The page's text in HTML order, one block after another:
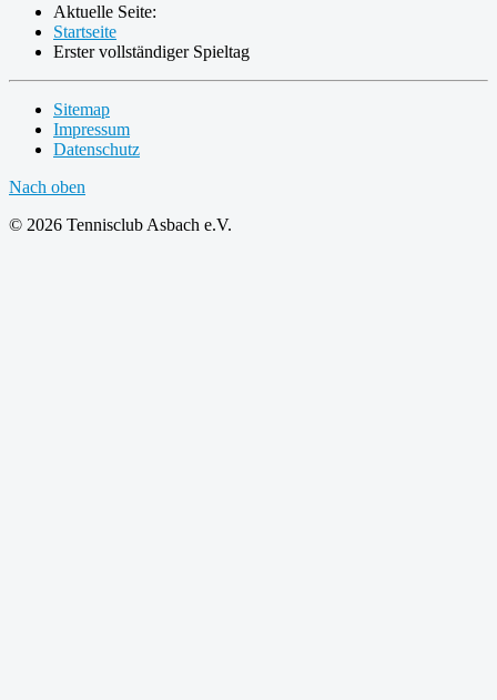
Aktuelle Seite:
Startseite
Erster vollständiger Spieltag
Sitemap
Impressum
Datenschutz
Nach oben
© 2026 Tennisclub Asbach e.V.